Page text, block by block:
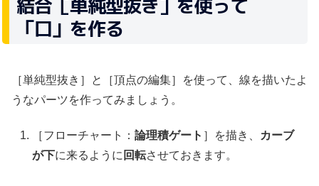
結合［単純型抜き］を使って
「口」を作る
［単純型抜き］と［頂点の編集］を使って、線を描いたよ
うなパーツを作ってみましょう。
［フローチャート：論理積ゲート ］を描き、
カーブ
が下に来るように 回転させておきます。